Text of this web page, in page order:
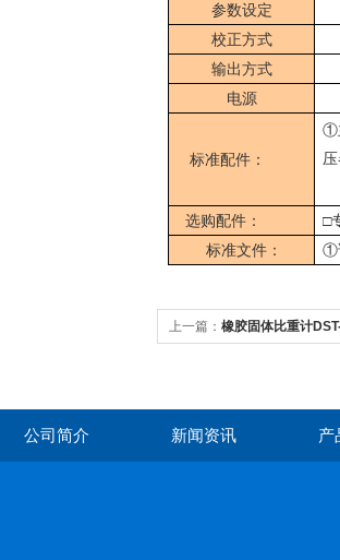
参数设定
校正方式
输出方式
电源
标准配件：
①
选购配件： □
标准文件：
①
上一篇： 橡胶固体比重计
公司简介 新闻资讯 产